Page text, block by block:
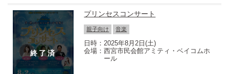
プリンセスコンサート
親子向け 音楽
2025年8月2日(土)
西宮市民会館アミティ・ベイコムホ
ール